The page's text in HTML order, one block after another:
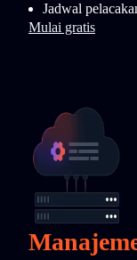
Jadwal
Mulai gratis